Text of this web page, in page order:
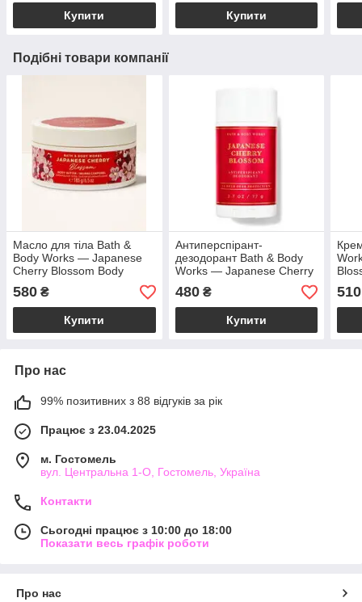
Купити Купити
Подібні товари компанії
Масло для тіла Bath &
Body Works — Japanese
Cherry Blossom Body
580 ₴
Купити
Антиперспірант-
дезодорант Bath & Body
Works — Japanese Cherry
Deodorant / 77 г
480₴
Купити
510
Про нас
99% позитивних з 88 відгуків за рік
Працює з 23.04.2025
м. Гостомель
вул. Центральна 1-О, Гостомель, Україна
Контакти
Сьогодні працює з 10:00 до 18:00
Показати весь графік роботи
Про нас